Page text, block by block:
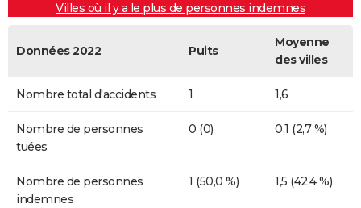
Villes où il y a le plus de personnes indemnes
Données 2022 Puits
Moyenne
des villes
Nombre total d'accidents 1 1,6
Nombre de personnes
tuées
0 (0) 0,1 (2,7 %)
Nombre de personnes
indemnes
1 (50,0 %) 1,5 (42,4 %)